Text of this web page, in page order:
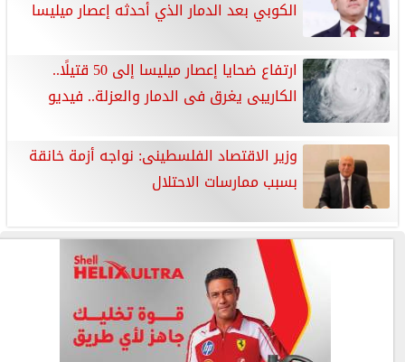
الكوبي بعد الدمار الذي أحدثه إعصار ميليسا
ارتفاع ضحايا إعصار ميليسا إلى 50 قتيلًا..
الكاريبى يغرق فى الدمار والعزلة.. فيديو
وزير الاقتصاد الفلسطينى: نواجه أزمة خانقة
بسبب ممارسات الاحتلال